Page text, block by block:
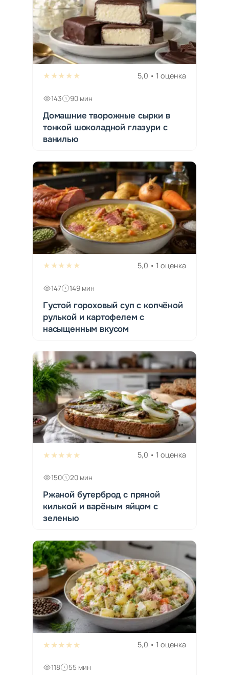
★★★★★ 5,0 • 1 оценка
143 90 мин
Домашние творожные сырки в
тонкой шоколадной глазури с
ванилью
★★★★★ 5,0 • 1 оценка
147 149 мин
Густой гороховый суп с копчёной
рулькой и картофелем с
насыщенным вкусом
★★★★★ 5,0 • 1 оценка
150 20 мин
Ржаной бутерброд с пряной
килькой и варёным яйцом с
зеленью
★★★★★ 5,0 • 1 оценка
118 55 мин